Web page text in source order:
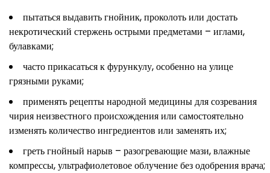
пытаться выдавить гнойник, проколоть или достать
некротический стержень острыми предметами – иглами,
булавками;
часто прикасаться к фурункулу, особенно на улице
грязными руками;
применять рецепты народной медицины для созревания
чирия неизвестного происхождения или самостоятельно
изменять количество ингредиентов или заменять их;
греть гнойный нарыв – разогревающие мази, влажные
компрессы, ультрафиолетовое облучение без одобрения врача;